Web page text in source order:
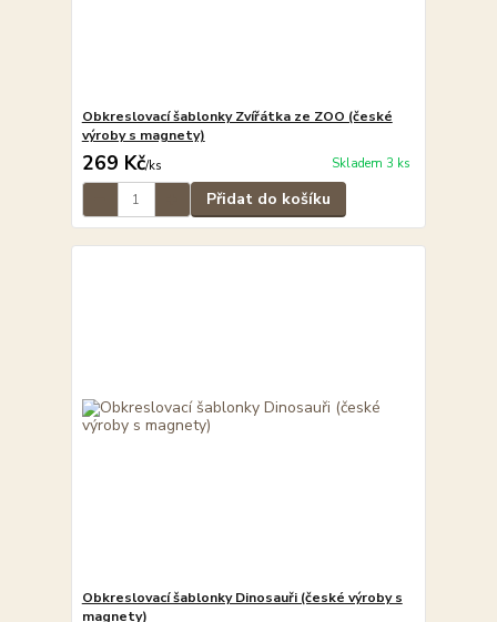
Obkreslovací šablonky Zvířátka ze ZOO (české
výroby s magnety)
269 Kč/ks Skladem 3 ks
Přidat do košíku
Obkreslovací šablonky Dinosauři (české výroby s
magnety)